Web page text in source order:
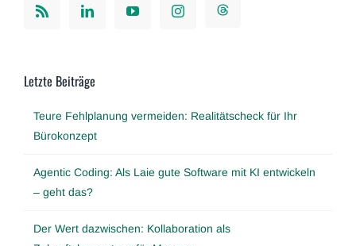
Letzte Beiträge
Teure Fehlplanung vermeiden: Realitätscheck für Ihr
Bürokonzept
Agentic Coding: Als Laie gute Software mit KI entwickeln
– geht das?
Der Wert dazwischen: Kollaboration als